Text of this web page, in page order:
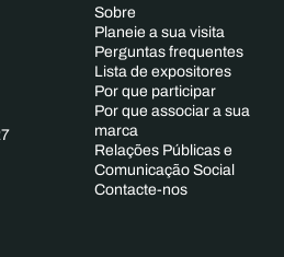
Sobre
Planeie a sua visita
Perguntas frequentes
Lista de expositores
Por que participar
Por que associar a sua
marca
Relações Públicas e
Comunicação Social
Contacte-nos